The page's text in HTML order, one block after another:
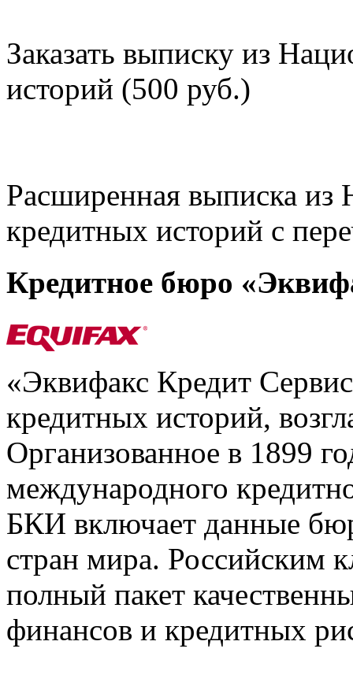
Заказать выписку из
историй (500 руб.)
Расширенная выписка из
кредитных историй с
Кредитное бюро
«Эквифакс Кредит
кредитных историй,
Организованное в 1899
международного
БКИ включает данные
стран мира. Российским
полный пакет
финансов и кредитных